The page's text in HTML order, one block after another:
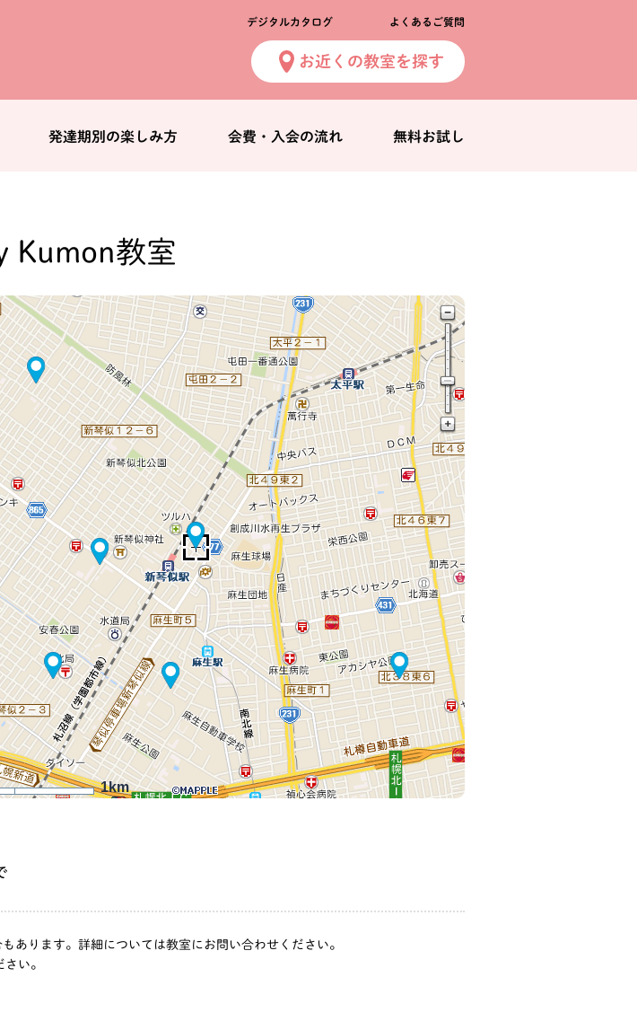
デジタルカタログ よくあるご質問
お近くの教室を探す
発達期別の楽しみ方 会費・入会の流れ 無料お試し
Kumon教室
1km
あります。詳細については教室にお問い合わせください。
い。